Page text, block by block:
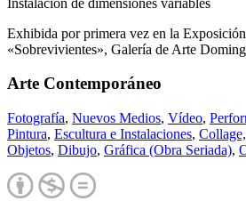
Exhibida por primera vez en la
«Sobrevivientes», Galería de Arte
Arte Contemporáneo
Fotografía, Nuevos Medios, Vídeo,
Pintura, Escultura e Instalaciones,
Objetos, Dibujo, Gráfica (Obra Seriada),